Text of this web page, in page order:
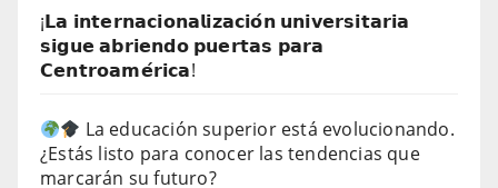
¡𝗟𝗮 𝗶𝗻𝘁𝗲𝗿𝗻𝗮𝗰𝗶𝗼𝗻𝗮𝗹𝗶𝘇𝗮𝗰𝗶𝗼́𝗻 𝘂𝗻𝗶𝘃𝗲𝗿𝘀𝗶𝘁𝗮𝗿𝗶𝗮
𝘀𝗶𝗴𝘂𝗲 𝗮𝗯𝗿𝗶𝗲𝗻𝗱𝗼 𝗽𝘂𝗲𝗿𝘁𝗮𝘀 𝗽𝗮𝗿𝗮
𝗖𝗲𝗻𝘁𝗿𝗼𝗮𝗺𝗲́𝗿𝗶𝗰𝗮!
La educación superior está evolucionando.
¿Estás listo para conocer las tendencias que
marcarán su futuro?